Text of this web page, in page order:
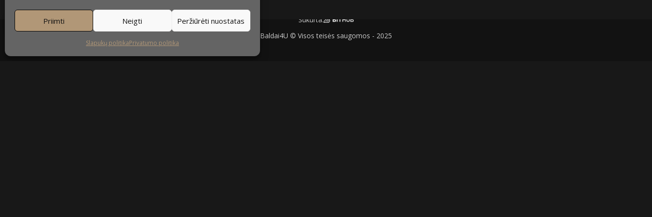
Priimti Neigti Peržiūrėti nuostatas
Slapukų politikaPrivatumo politika
Sukurta:
Baldai4U © Visos teisės saugomos - 2025